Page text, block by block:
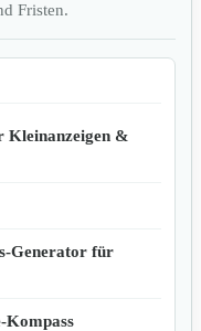
Fristen.
Kleinanzeigen &
Generator für
Kompass